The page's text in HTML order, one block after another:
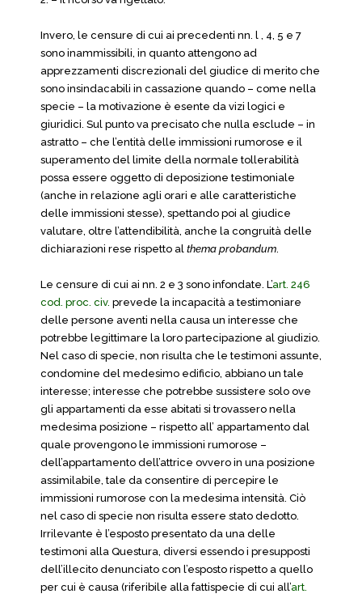
Invero, le censure di cui ai precedenti nn. l , 4, 5 e 7
sono inammissibili, in quanto attengono ad
apprezzamenti discrezionali del giudice di merito che
sono insindacabili in cassazione quando – come nella
specie – la motivazione è esente da vizi logici e
giuridici. Sul punto va precisato che nulla esclude – in
astratto – che l’entità delle immissioni rumorose e il
superamento del limite della normale tollerabilità
possa essere oggetto di deposizione testimoniale
(anche in relazione agli orari e alle caratteristiche
delle immissioni stesse), spettando poi al giudice
valutare, oltre l’attendibilità, anche la congruità delle
dichiarazioni rese rispetto al thema probandum.
Le censure di cui ai nn. 2 e 3 sono infondate. L’art. 246
cod. proc. civ. prevede la incapacità a testimoniare
delle persone aventi nella causa un interesse che
potrebbe legittimare la loro partecipazione al giudizio.
Nel caso di specie, non risulta che le testimoni assunte,
condomine del medesimo edificio, abbiano un tale
interesse; interesse che potrebbe sussistere solo ove
gli appartamenti da esse abitati si trovassero nella
medesima posizione – rispetto all’ appartamento dal
quale provengono le immissioni rumorose –
dell’appartamento dell’attrice ovvero in una posizione
assimilabile, tale da consentire di percepire le
immissioni rumorose con la medesima intensità. Ciò
nel caso di specie non risulta essere stato dedotto.
Irrilevante è l’esposto presentato da una delle
testimoni alla Questura, diversi essendo i presupposti
dell’illecito denunciato con l’esposto rispetto a quello
per cui è causa (riferibile alla fattispecie di cui all’art.